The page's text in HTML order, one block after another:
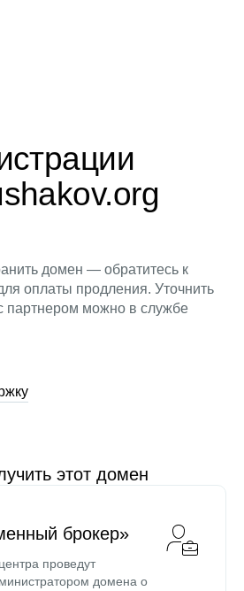
домен — обратитесь к
оплаты продления. Уточнить
партнером можно в службе
этот домен
брокер»
проведут
домена о